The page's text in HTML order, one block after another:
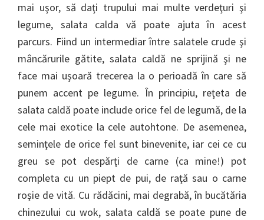
mai uşor, să daţi trupului mai multe verdeţuri şi
legume, salata calda vă poate ajuta în acest
parcurs. Fiind un intermediar între salatele crude şi
mâncărurile gătite, salata caldă ne sprijină şi ne
face mai uşoară trecerea la o perioadă în care să
punem accent pe legume. În principiu, reţeta de
salata caldă poate include orice fel de legumă, de la
cele mai exotice la cele autohtone. De asemenea,
seminţele de orice fel sunt binevenite, iar cei ce cu
greu se pot despărţi de carne (ca mine!) pot
completa cu un piept de pui, de raţă sau o carne
roşie de vită. Cu rădăcini, mai degrabă, în bucătăria
chinezului cu wok, salata caldă se poate pune de